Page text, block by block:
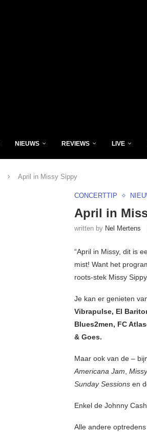
NIEUWS REVIEWS LIVE
April in Missy Sippy
CONCERTTIP
April in
written by Nel Mertens
“April in Missy, dit is
mist! Want het
roots-stek Missy
Je kan er genieten
Vibrapulse, El
Blues2men, FC
& Goes.
Maar ook van de –
Americana Jam,
Sunday Sessions en
Enkel de Johnny
Alle andere